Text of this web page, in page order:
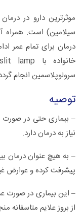
درمان برای تمام عمر
سرولوپلاسمین انجام
توصیه
– بیماری حتی در صورت
نیاز به درمان دارد.
– به هیچ عنوان درمان
پیشرفت کرده و عوارض
از بروز علایم متاسفانه